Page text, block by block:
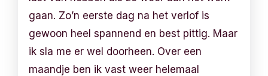
gaan. Zo’n eerste dag na het verlof is
gewoon heel spannend en best pittig. Maar
ik sla me er wel doorheen. Over een
maandje ben ik vast weer helemaal